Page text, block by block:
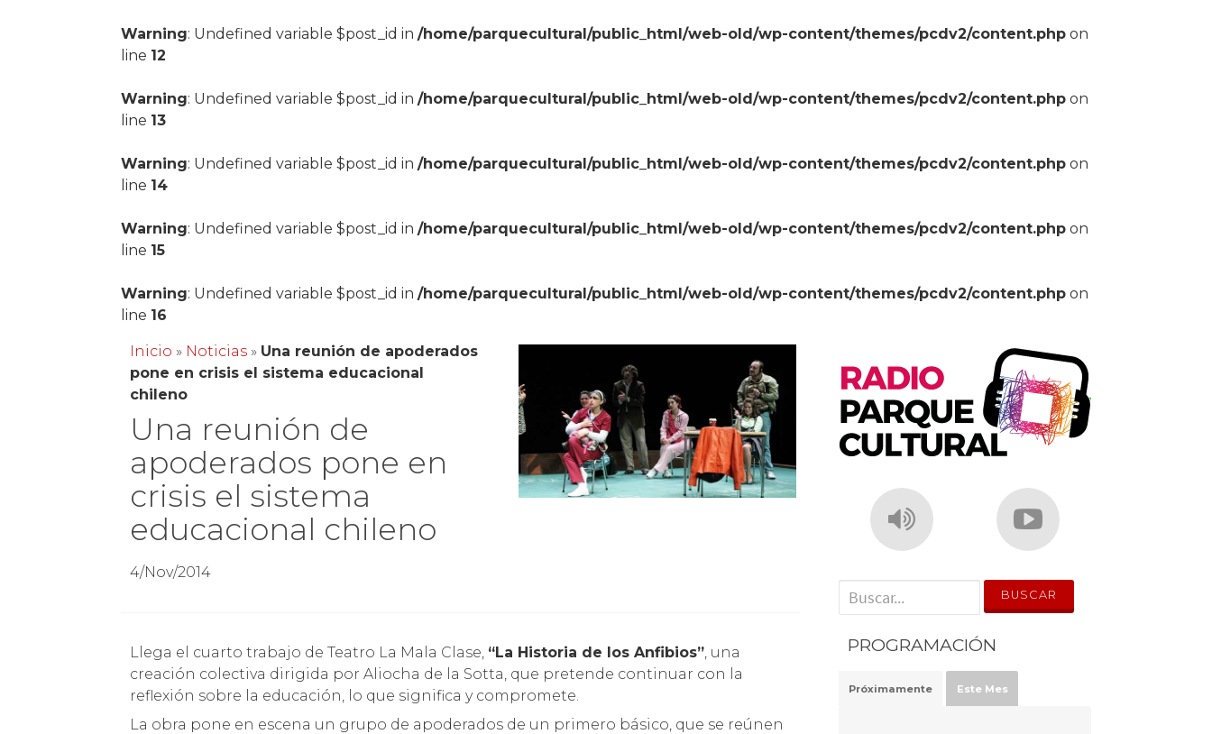
Warning: Undefined variable $post_id in/home/parquecultural/public_html/web-old/wp-content/themes/pcdv2/content.php on
line 12
Warning: Undefined variable $post_id in/home/parquecultural/public_html/web-old/wp-content/themes/pcdv2/content.php on
line 13
Warning: Undefined variable $post_id in/home/parquecultural/public_html/web-old/wp-content/themes/pcdv2/content.php on
line 14
Warning: Undefined variable $post_id in/home/parquecultural/public_html/web-old/wp-content/themes/pcdv2/content.php on
line 15
Warning: Undefined variable $post_id in/home/parquecultural/public_html/web-old/wp-content/themes/pcdv2/content.php on
line 16
Inicio » Noticias » Una reunión de apoderados
pone en crisis el sistema educacional
chileno
Una reunión de
apoderados pone en
crisis el sistema
educacional chileno
4/Nov/2014
Llega el cuarto trabajo de Teatro La Mala Clase, “La Historia de los Anfibios”, una
creación colectiva dirigida por Aliocha de la Sotta, que pretende continuar con la
reflexión sobre la educación, lo que significa y compromete.
La obra pone en escena un grupo de apoderados de un primero básico, que se reúnen
' . __('Search for:') . '
PROGRAMACIÓN
Próximamente Este Mes